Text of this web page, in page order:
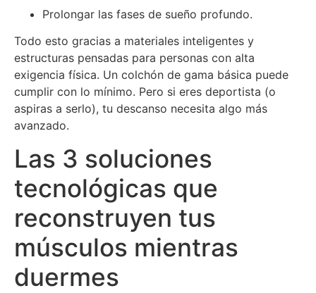
Prolongar las fases de sueño profundo.
Todo esto gracias a materiales inteligentes y
estructuras pensadas para personas con alta
exigencia física. Un colchón de gama básica puede
cumplir con lo mínimo. Pero si eres deportista (o
aspiras a serlo), tu descanso necesita algo más
avanzado.
Las 3 soluciones
tecnológicas que
reconstruyen tus
músculos mientras
duermes